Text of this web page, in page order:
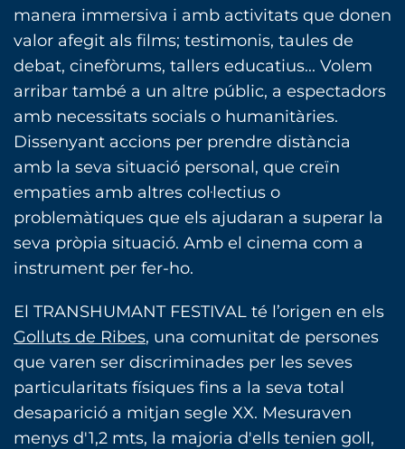
manera immersiva i amb activitats que donen
valor afegit als films; testimonis, taules de
debat, cinefòrums, tallers educatius... Volem
arribar també a un altre públic, a espectadors
amb necessitats socials o humanitàries.
Dissenyant accions per prendre distància
amb la seva situació personal, que creïn
empaties amb altres col·lectius o
problemàtiques que els ajudaran a superar la
seva pròpia situació. Amb el cinema com a
instrument per fer-ho.
El TRANSHUMANT FESTIVAL té l’origen en els
Golluts de Ribes, una comunitat de persones
que varen ser discriminades per les seves
particularitats físiques fins a la seva total
desaparició a mitjan segle XX. Mesuraven
menys d'1,2 mts, la majoria d'ells tenien goll,